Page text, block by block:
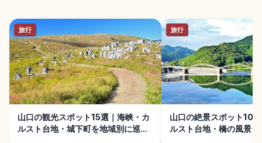
旅行
山口の観光スポット15選｜海峡・カ
ルスト台地・城下町を地域別に巡る
旅行
山口の絶景スポット10
ルスト台地・橋の風景